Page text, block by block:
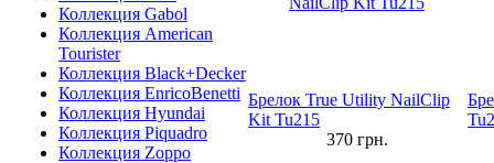
Коллекция Gabol
Коллекция American
Tourister
Коллекция Black+Decker
Коллекция EnricoBenetti
Коллекция Hyundai
Коллекция Piquadro
Коллекция Zoppo
Брелок True Utility NailClip
Kit Tu215
370грн.